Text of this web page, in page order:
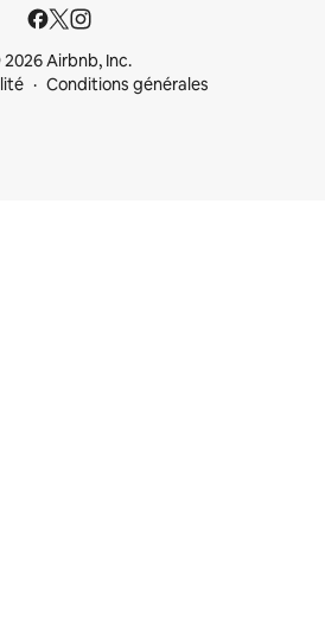
Airbnb, Inc.
Conditions générales